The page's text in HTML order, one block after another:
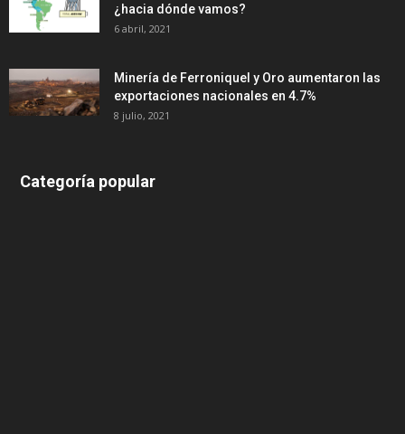
¿hacia dónde vamos?
6 abril, 2021
Minería de Ferroniquel y Oro aumentaron las
exportaciones nacionales en 4.7%
8 julio, 2021
Categoría popular